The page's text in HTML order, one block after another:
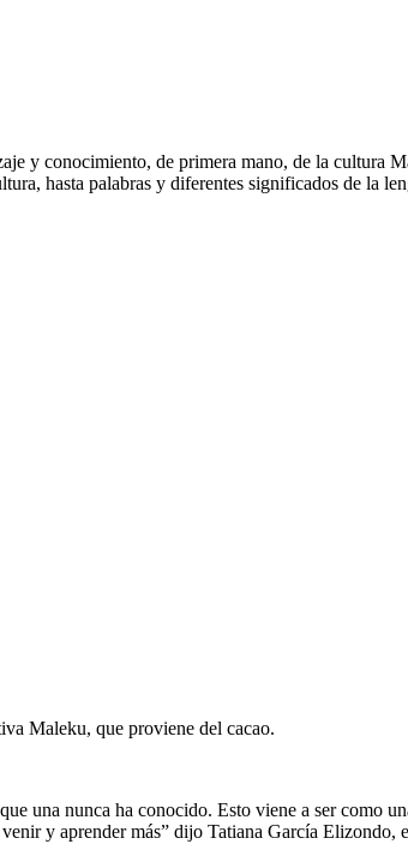
y conocimiento, de primera mano, de la cultura
hasta palabras y diferentes significados de la
Maleku, que proviene del cacao.
una nunca ha conocido. Esto viene a ser como
y aprender más” dijo Tatiana García Elizondo,